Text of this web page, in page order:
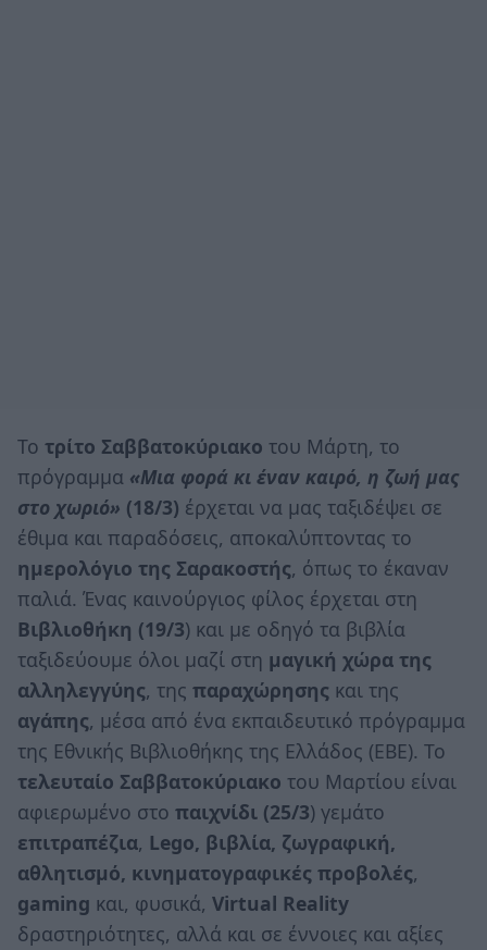
Το τρίτο Σαββατοκύριακο του Μάρτη, το
πρόγραμμα «Μια φορά κι έναν καιρό, η ζωή μας
στο χωριό» (18/3) έρχεται να μας ταξιδέψει σε
έθιμα και παραδόσεις, αποκαλύπτοντας το
ημερολόγιο της Σαρακοστής, όπως το έκαναν
παλιά. Ένας καινούργιος φίλος έρχεται στη
Βιβλιοθήκη (19/3) και με οδηγό τα βιβλία
ταξιδεύουμε όλοι μαζί στη μαγική χώρα της
αλληλεγγύης, της παραχώρησης και της
αγάπης, μέσα από ένα εκπαιδευτικό πρόγραμμα
της Εθνικής Βιβλιοθήκης της Ελλάδος (ΕΒΕ). Το
τελευταίο Σαββατοκύριακο του Μαρτίου είναι
αφιερωμένο στο παιχνίδι (25/3) γεμάτο
επιτραπέζια, Lego, βιβλία, ζωγραφική,
αθλητισμό, κινηματογραφικές προβολές,
gaming και, φυσικά, Virtual Reality
δραστηριότητες, αλλά και σε έννοιες και αξίες